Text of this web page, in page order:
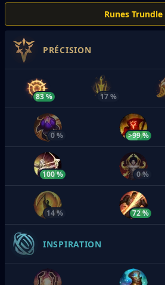
Runes Trundle
PRÉCISION
83 % 17 %
0 % >99 %
100 % 0 %
14 % 72 %
INSPIRATION